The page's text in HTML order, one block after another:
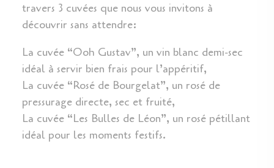
travers 3 cuvées que nous vous invitons à
découvrir sans attendre:
La cuvée “Ooh Gustav”, un vin blanc demi-sec
idéal à servir bien frais pour l’appéritif,
La cuvée “Rosé de Bourgelat”, un rosé de
pressurage directe, sec et fruité,
La cuvée “Les Bulles de Léon”, un rosé pétillant
idéal pour les moments festifs.